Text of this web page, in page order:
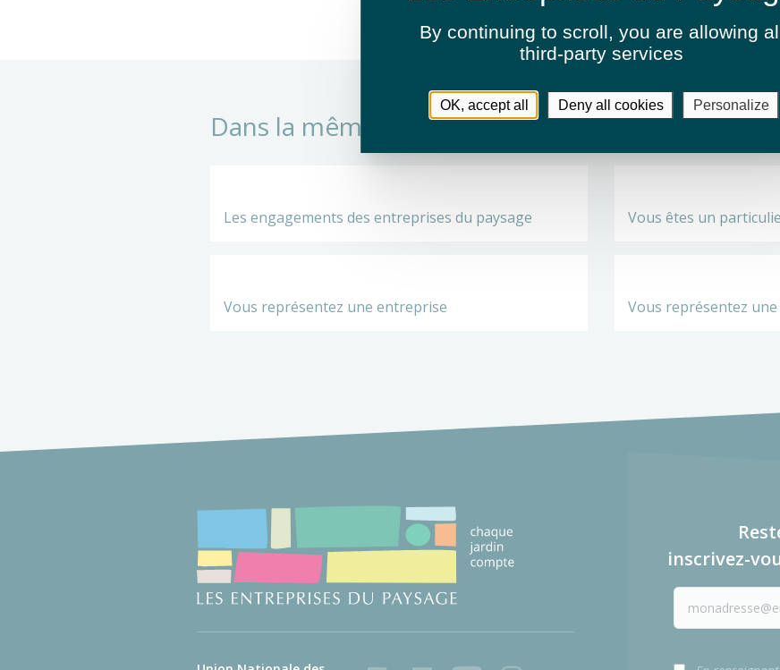
Dans la même rubrique
Les engagements des entreprises du paysage Vous êtes un
Vous représentez une entreprise Vous représentez
inscrivez-
By continuing to scroll, you are allowing
third-party services
OK, accept all Deny all cookies Personalize